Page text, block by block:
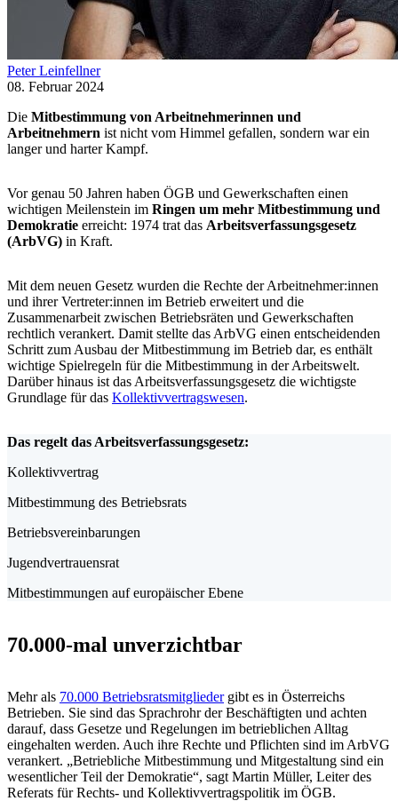
Peter Leinfellner
08. Februar 2024
Die Mitbestimmung von Arbeitnehmerinnen und
Arbeitnehmern ist nicht vom Himmel gefallen, sondern war ein
langer und harter Kampf.
Vor genau 50 Jahren haben ÖGB und Gewerkschaften einen
wichtigen Meilenstein im Ringen um mehr Mitbestimmung und
Demokratie erreicht: 1974 trat das Arbeitsverfassungsgesetz
(ArbVG) in Kraft.
Mit dem neuen Gesetz wurden die Rechte der Arbeitnehmer:innen
und ihrer Vertreter:innen im Betrieb erweitert und die
Zusammenarbeit zwischen Betriebsräten und Gewerkschaften
rechtlich verankert. Damit stellte das ArbVG einen entscheidenden
Schritt zum Ausbau der Mitbestimmung im Betrieb dar, es enthält
wichtige Spielregeln für die Mitbestimmung in der Arbeitswelt.
Darüber hinaus ist das Arbeitsverfassungsgesetz die wichtigste
Grundlage für das Kollektivvertragswesen.
Das regelt das Arbeitsverfassungsgesetz:
Kollektivvertrag
Mitbestimmung des Betriebsrats
Betriebsvereinbarungen
Jugendvertrauensrat
Mitbestimmungen auf europäischer Ebene
70.000-mal unverzichtbar
Mehr als 70.000 Betriebsratsmitgliedergibt es in Österreichs
Betrieben. Sie sind das Sprachrohr der Beschäftigten und achten
darauf, dass Gesetze und Regelungen im betrieblichen Alltag
eingehalten werden. Auch ihre Rechte und Pflichten sind im ArbVG
verankert. „Betriebliche Mitbestimmung und Mitgestaltung sind ein
wesentlicher Teil der Demokratie“, sagt Martin Müller, Leiter des
Referats für Rechts- und Kollektivvertragspolitik im ÖGB.